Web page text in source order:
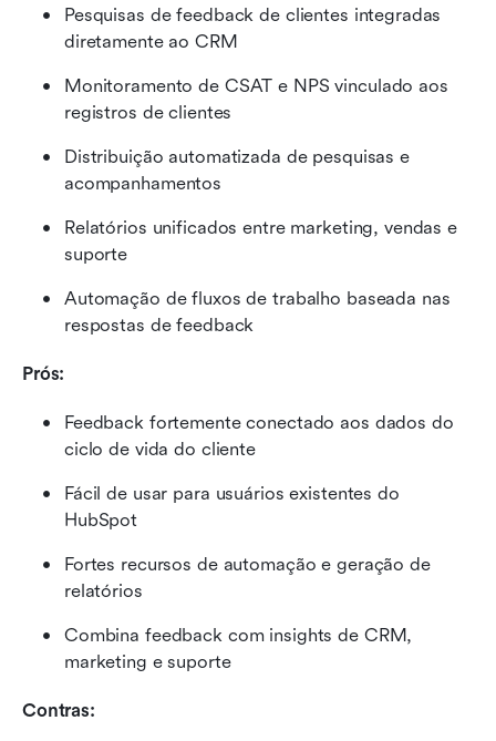
Pesquisas de feedback de clientes integradas
diretamente ao CRM
Monitoramento de CSAT e NPS vinculado aos
registros de clientes
Distribuição automatizada de pesquisas e
acompanhamentos
Relatórios unificados entre marketing, vendas e
suporte
Automação de fluxos de trabalho baseada nas
respostas de feedback
Prós:
Feedback fortemente conectado aos dados do
ciclo de vida do cliente
Fácil de usar para usuários existentes do
HubSpot
Fortes recursos de automação e geração de
relatórios
Combina feedback com insights de CRM,
marketing e suporte
Contras: